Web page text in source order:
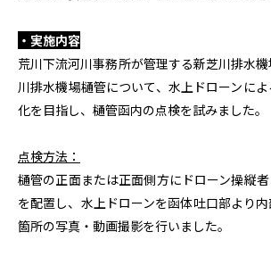
・実施内容
荒川下流河川事務所が管理する新芝川排水
川排水機場樋管について、水上ドローンに
化を目指し、樋管函内の点検を試みました。
点検方法：
樋管の正面または正面側方にドローン操縦
を配置し、水上ドローンを函体吐口部より
箇所の写真・動画撮影を行いました。